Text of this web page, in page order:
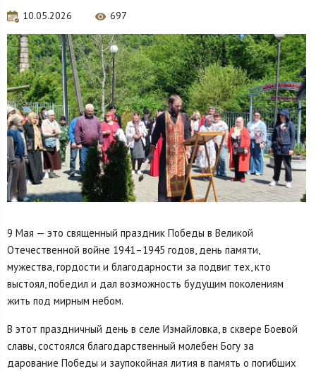
10.05.2026 697
9 Мая — это священный праздник Победы в Великой
Отечественной войне 1941–1945 годов, день памяти,
мужества, гордости и благодарности за подвиг тех, кто
выстоял, победил и дал возможность будущим поколениям
жить под мирным небом.
В этот праздничный день в селе Измайловка, в сквере Боевой
славы, состоялся благодарственный молебен Богу за
дарование Победы и заупокойная лития в память о погибших